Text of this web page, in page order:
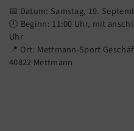
📅 Datum: Samstag, 19.
🕗 Beginn: 11:00 Uhr, mit
Uhr
📍 Ort: Mettmann-Sport
40822 Mettmann